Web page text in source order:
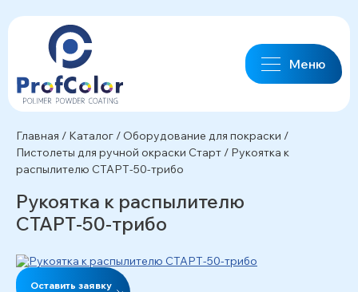
Меню
Главная / Каталог / Оборудование для покраски /
Пистолеты для ручной окраски Старт / Рукоятка к
распылителю СТАРТ-50-трибо
Рукоятка к распылителю
СТАРТ-50-трибо
Оставить заявку